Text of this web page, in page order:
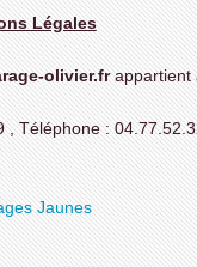
Légales
olivier.fr
, Téléphone :
Jaunes